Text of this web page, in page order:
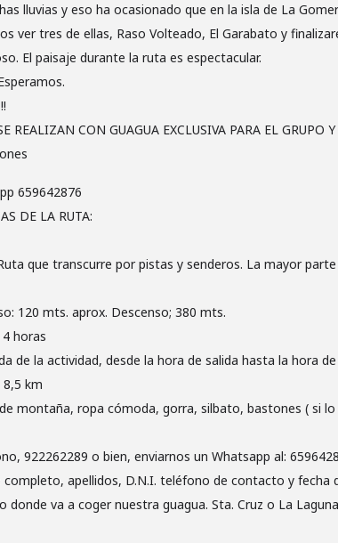
lluvias y eso ha ocasionado que en la isla de La
ver tres de ellas, Raso Volteado, El Garabato y
El paisaje durante la ruta es espectacular.
REALIZAN CON GUAGUA EXCLUSIVA PARA EL GRUPO
659642876
DE LA RUTA:
que transcurre por pistas y senderos. La mayor
120 mts. aprox. Descenso; 380 mts.
horas
de la actividad, desde la hora de salida hasta la hora
km
montaña, ropa cómoda, gorra, silbato, bastones ( si
922262289 o bien, enviarnos un Whatsapp al:
apellidos, D.N.I. teléfono de contacto y fecha
donde va a coger nuestra guagua. Sta. Cruz o La